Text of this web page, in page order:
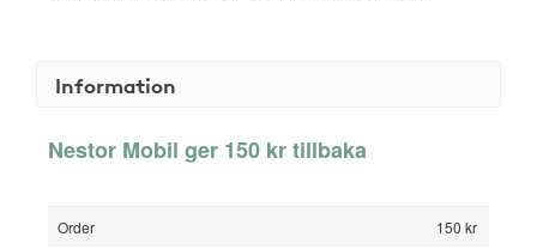
Information
Nestor Mobil ger 150 kr tillbaka
Order 150 kr